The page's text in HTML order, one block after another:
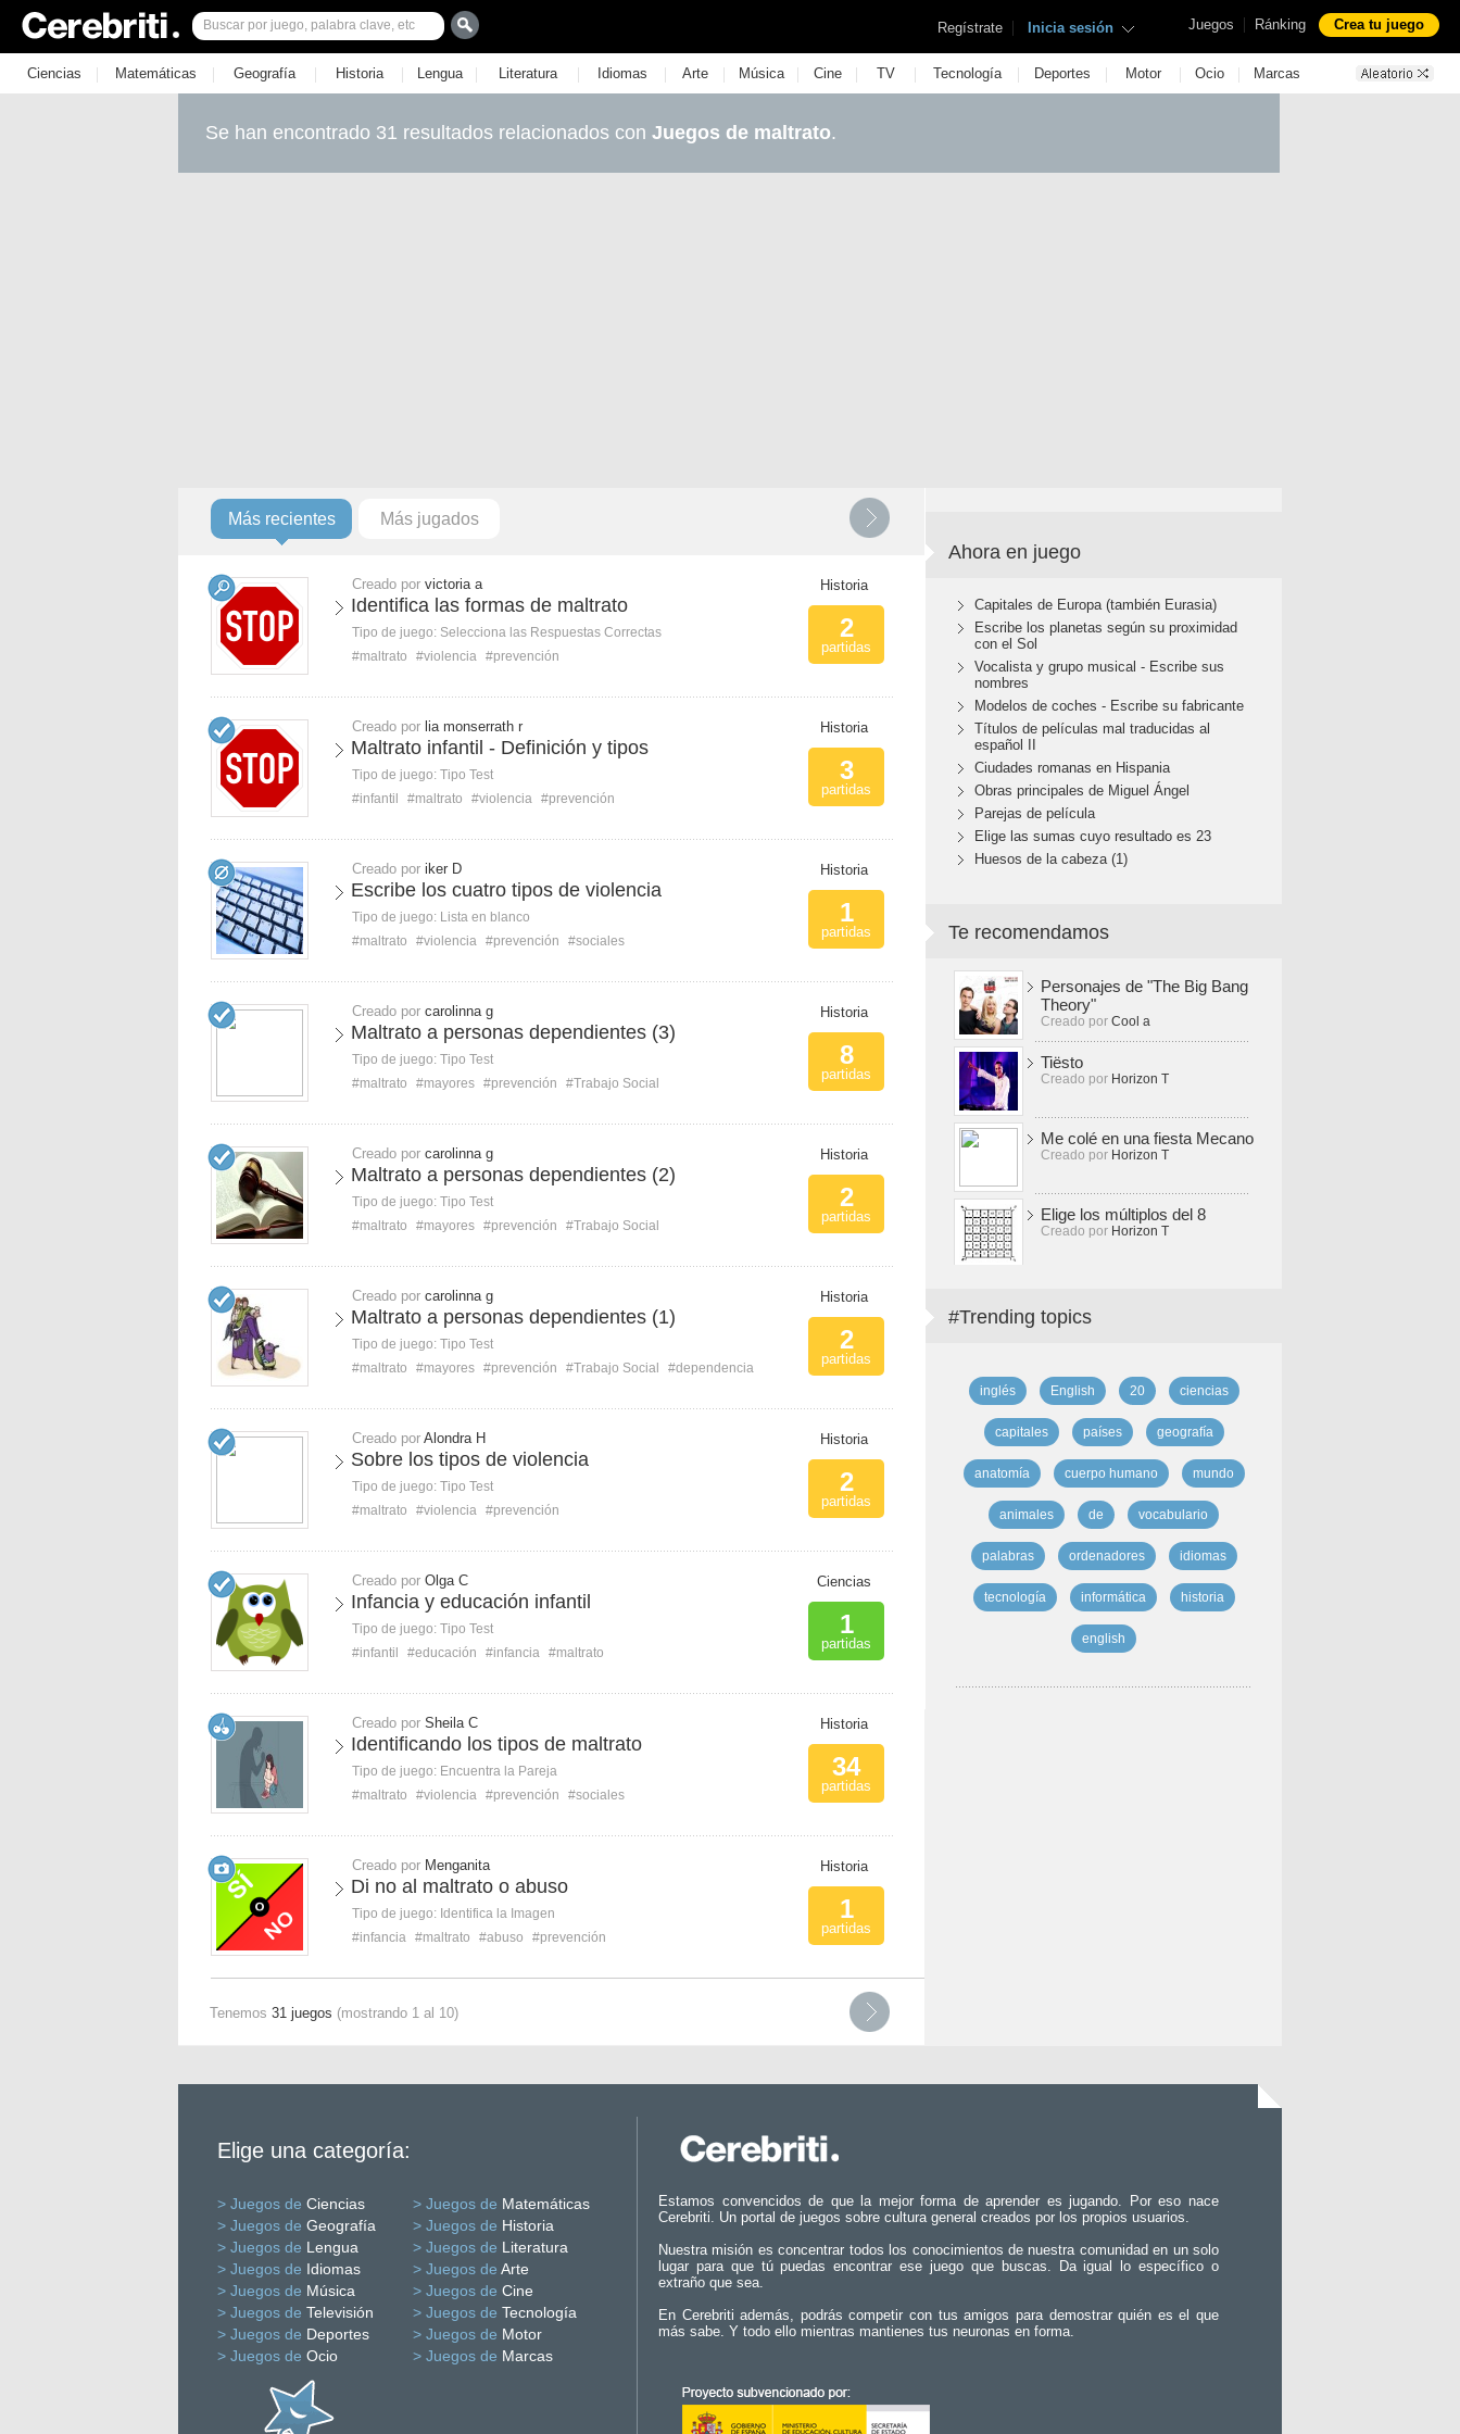
Juegos | Ránking Crea tu juego
Regístrate | Inicia sesión
Ciencias | Matemáticas | Geografía | Historia | Lengua | Literatura | Idiomas | Arte | Música | Cine | TV | Tecnología | Deportes | Motor | Ocio | Marcas
Se han encontrado 31 resultados relacionados con Juegos de maltrato.
Más recientes Más jugados
Creado por victoria a
Identifica las formas de maltrato
Tipo de juego: Selecciona las Respuestas Correctas
#maltrato
#violencia #prevención
Historia
2
partidas
Creado por lia monserrath r
Maltrato infantil - Definición y tipos
Tipo de juego: Tipo Test
#infantil
#maltrato #violencia #prevención
Historia
3
partidas
Creado por iker D
Escribe los cuatro tipos de violencia
Tipo de juego: Lista en blanco
#maltrato
#violencia #prevención #sociales
Historia
1
partidas
Creado por carolinna g
Maltrato a personas dependientes (3)
Tipo de juego: Tipo Test
#maltrato
#mayores #prevención #Trabajo Social
Historia
8
partidas
Creado por carolinna g
Maltrato a personas dependientes (2)
Tipo de juego: Tipo Test
#maltrato
#mayores #prevención #Trabajo Social
Historia
2
partidas
Creado por carolinna g
Maltrato a personas dependientes (1)
Tipo de juego: Tipo Test
#maltrato
#mayores #prevención #Trabajo Social #dependencia
Historia
2
partidas
Creado por Alondra H
Sobre los tipos de violencia
Tipo de juego: Tipo Test
#maltrato
#violencia #prevención
Historia
2
partidas
Creado por Olga C
Infancia y educación infantil
Tipo de juego: Tipo Test
#infantil
#educación #infancia #maltrato
Ciencias
1
partidas
Creado por Sheila C
Identificando los tipos de maltrato
Tipo de juego: Encuentra la Pareja
#maltrato
#violencia #prevención #sociales
Historia
34
partidas
Creado por Menganita
Di no al maltrato o abuso
Tipo de juego: Identifica la Imagen
#infancia #maltrato #abuso #prevención
Historia
1
partidas
Tenemos 31 juegos (mostrando 1 al 10)
Ahora en juego
Capitales de Europa (también Eurasia)
Escribe los planetas según su proximidad
con el Sol
Vocalista y grupo musical - Escribe sus
nombres
Modelos de coches - Escribe su fabricante
Títulos de películas mal traducidas al
español II
Ciudades romanas en Hispania
Obras principales de Miguel Ángel
Parejas de película
Elige las sumas cuyo resultado es 23
Huesos de la cabeza (1)
Te recomendamos
Personajes de "The Big Bang
Theory"
Creado por Cool a
Tiësto
Creado por Horizon T
Me colé en una fiesta Mecano
Creado por Horizon T
Elige los múltiplos del 8
Creado por Horizon T
#Trending topics
inglés English 20 ciencias
capitales países geografía
anatomía cuerpo humano mundo
animales de vocabulario
palabras ordenadores idiomas
tecnología informática historia
english
Elige una categoría:
> Juegos de Ciencias > Juegos de Matemáticas
> Juegos de Geografía > Juegos de Historia
> Juegos de Lengua > Juegos de Literatura
> Juegos de Idiomas > Juegos de Arte
> Juegos de Música > Juegos de Cine
> Juegos de Televisión > Juegos de Tecnología
> Juegos de Deportes > Juegos de Motor
> Juegos de Ocio > Juegos de Marcas
Estamos convencidos de que la mejor forma de aprender es jugando. Por eso nace
Cerebriti. Un portal de juegos sobre cultura general creados por los propios usuarios.
Nuestra misión es concentrar todos los conocimientos de nuestra comunidad en un solo
lugar para que tú puedas encontrar ese juego que buscas. Da igual lo específico o
extraño que sea.
En Cerebriti además, podrás competir con tus amigos para demostrar quién es el que
más sabe. Y todo ello mientras mantienes tus neuronas en forma.